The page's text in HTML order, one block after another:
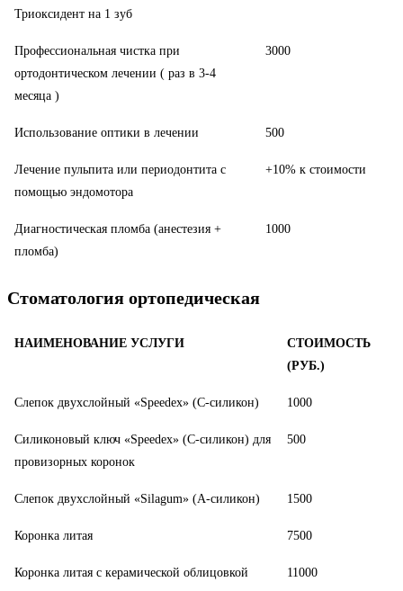
Триоксидент на 1 зуб
Профессиональная чистка при
ортодонтическом лечении ( раз в 3-4
месяца )
3000
Использование оптики в лечении 500
Лечение пульпита или периодонтита с
помощью эндомотора
+10% к стоимости
Диагностическая пломба (анестезия +
пломба)
1000
Стоматология ортопедическая
НАИМЕНОВАНИЕ УСЛУГИ
СТОИМОСТЬ
(РУБ.)
Слепок двухслойный «Speedex» (С-силикон) 1000
Силиконовый ключ «Speedex» (C-силикон) для
провизорных коронок
500
Слепок двухслойный «Silagum» (А-силикон) 1500
Коронка литая 7500
Коронка литая с керамической облицовкой 11000